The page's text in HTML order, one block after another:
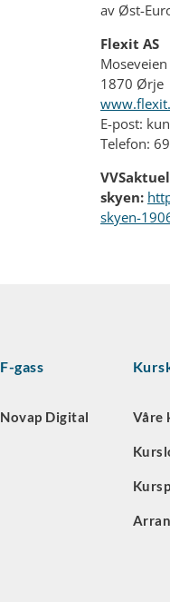
av Øst-
Flexit AS
Moseveien
1870 Ørje
E-post:
Telefon:
skyen:
skyen-
F-gass
Novap Digital Våre